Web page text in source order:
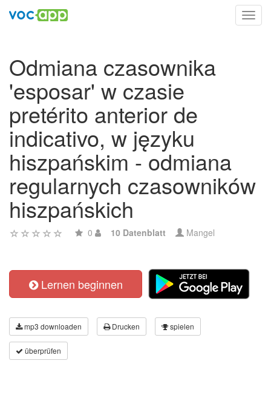
Odmiana czasownika
'esposar' w czasie
pretérito anterior de
indicativo, w języku
hiszpańskim - odmiana
regularnych czasowników
hiszpańskich
0 10 Datenblatt Mangel
Lernen beginnen
mp3 downloaden Drucken spielen
überprüfen